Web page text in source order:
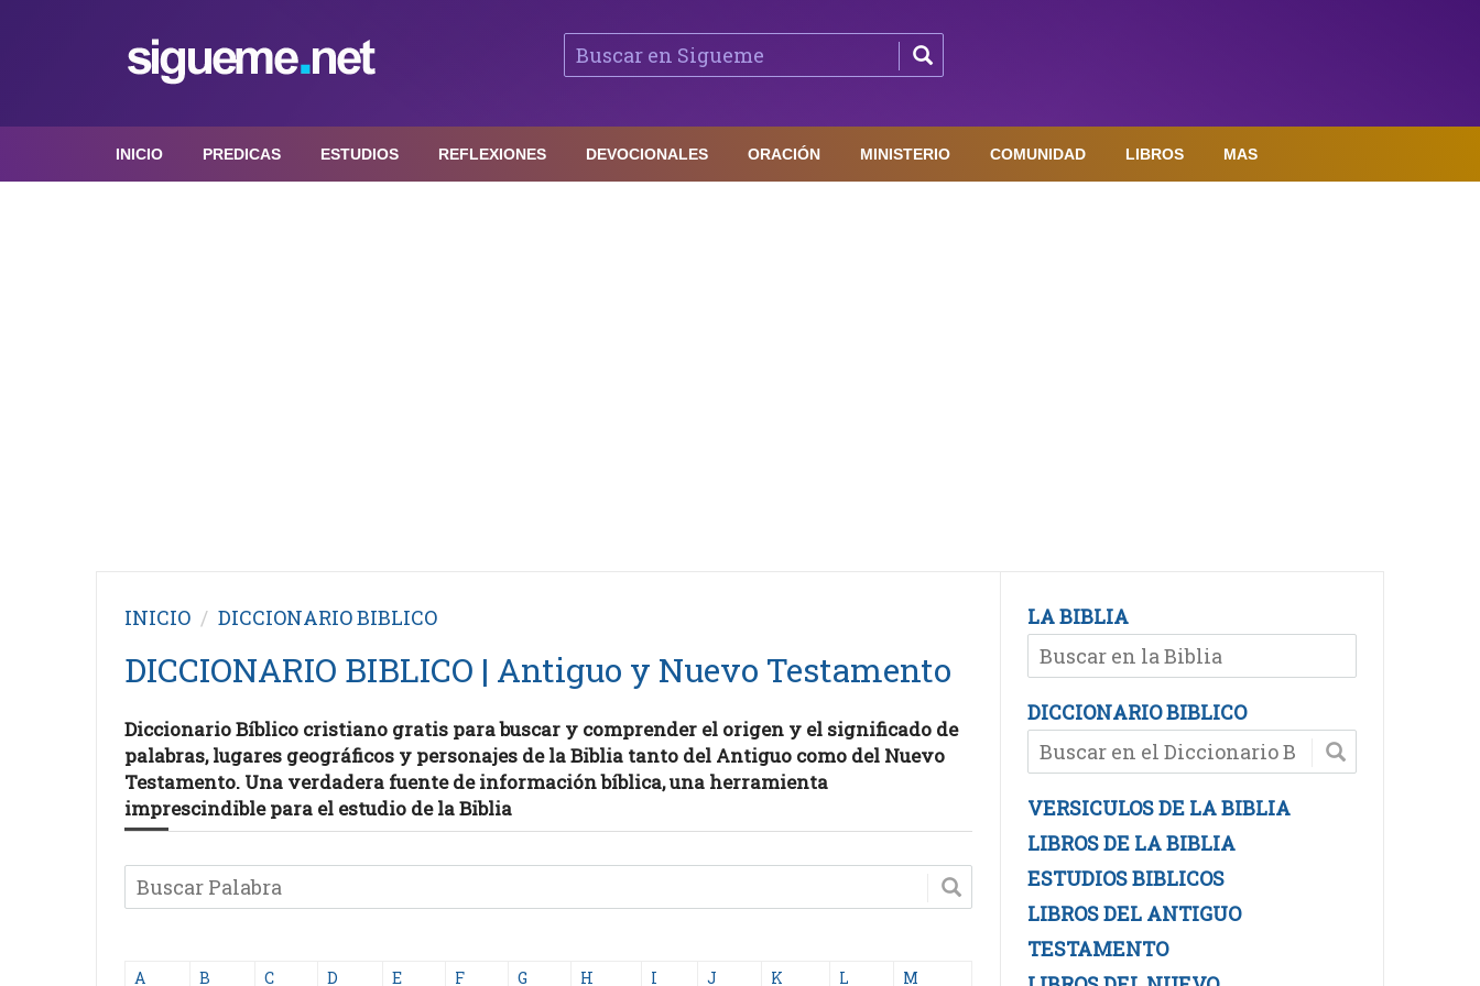
INICIO PREDICAS ESTUDIOS REFLEXIONES DEVOCIONALES ORACIÓN MINISTERIO COMUNIDAD LIBROS MAS
INICIO DICCIONARIO BIBLICO
DICCIONARIO BIBLICO | Antiguo y Nuevo Testamento
Diccionario Bíblico cristiano gratis para buscar y comprender el origen y el significado de
palabras, lugares geográficos y personajes de la Biblia tanto del Antiguo como del Nuevo
Testamento. Una verdadera fuente de información bíblica, una herramienta
imprescindible para el estudio de la Biblia
A B C D E F G H I J K L M
LA BIBLIA
DICCIONARIO BIBLICO
VERSICULOS DE LA BIBLIA
LIBROS DE LA BIBLIA
ESTUDIOS BIBLICOS
LIBROS DEL ANTIGUO
TESTAMENTO